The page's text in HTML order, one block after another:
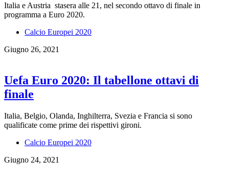
Italia e Austria stasera alle 21, nel secondo ottavo di finale in
programma a Euro 2020.
Calcio Europei 2020
Giugno 26, 2021
Uefa Euro 2020: Il tabellone ottavi di
finale
Italia, Belgio, Olanda, Inghilterra, Svezia e Francia si sono
qualificate come prime dei rispettivi gironi.
Calcio Europei 2020
Giugno 24, 2021